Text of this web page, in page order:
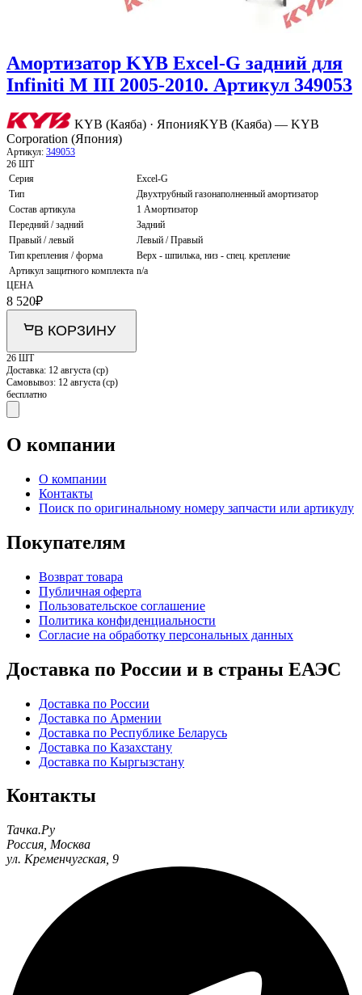
Амортизатор KYB Excel-G задний для
Infiniti M III 2005-2010. Артикул 349053
KYB (Каяба) · ЯпонияKYB (Каяба) — KYB
Corporation (Япония)
Артикул: 349053
26 ШТ
Серия
Excel-G
Тип
Двухтрубный газонаполненный амортизатор
Состав артикула
1 Амортизатор
Передний / задний
Задний
Правый / левый
Левый / Правый
Тип крепления / форма
Верх - шпилька, низ - спец. крепление
Артикул защитного комплекта n/a
ЦЕНА
8 520₽
В КОРЗИНУ
26 ШТ
Доставка: 12 августа (ср)
Самовывоз: 12 августа (ср)
бесплатно
О компании
О компании
Контакты
Поиск по оригинальному номеру запчасти или артикулу
Покупателям
Возврат товара
Публичная оферта
Пользовательское соглашение
Политика конфиденциальности
Согласие на обработку персональных данных
Доставка по России и в страны ЕАЭС
Доставка по России
Доставка по Армении
Доставка по Республике Беларусь
Доставка по Казахстану
Доставка по Кыргызстану
Контакты
Тачка.Ру
Россия Москва
ул. Кременчугская, 9